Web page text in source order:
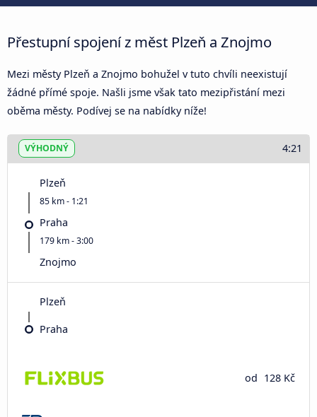
Přestupní spojení z měst Plzeň a Znojmo
Mezi městy Plzeň a Znojmo bohužel v tuto chvíli neexistují
žádné přímé spoje. Našli jsme však tato mezipřistání mezi
oběma městy. Podívej se na nabídky níže!
VÝHODNÝ 4:21
Plzeň
85 km - 1:21
Praha
179 km - 3:00
Znojmo
Plzeň
Praha
od 128 Kč